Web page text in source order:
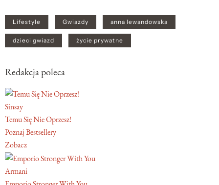
Lifestyle Gwiazdy anna lewandowska
dzieci gwiazd życie prywatne
Redakcja poleca
Sinsay
Temu Się Nie Oprzesz!
Poznaj Bestsellery
Zobacz
Armani